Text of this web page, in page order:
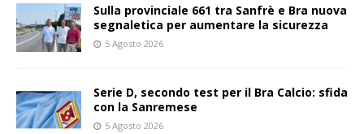
Sulla provinciale 661 tra Sanfrè e Bra nuova
segnaletica per aumentare la sicurezza
5 Agosto 2026
Serie D, secondo test per il Bra Calcio: sfida
con la Sanremese
5 Agosto 2026